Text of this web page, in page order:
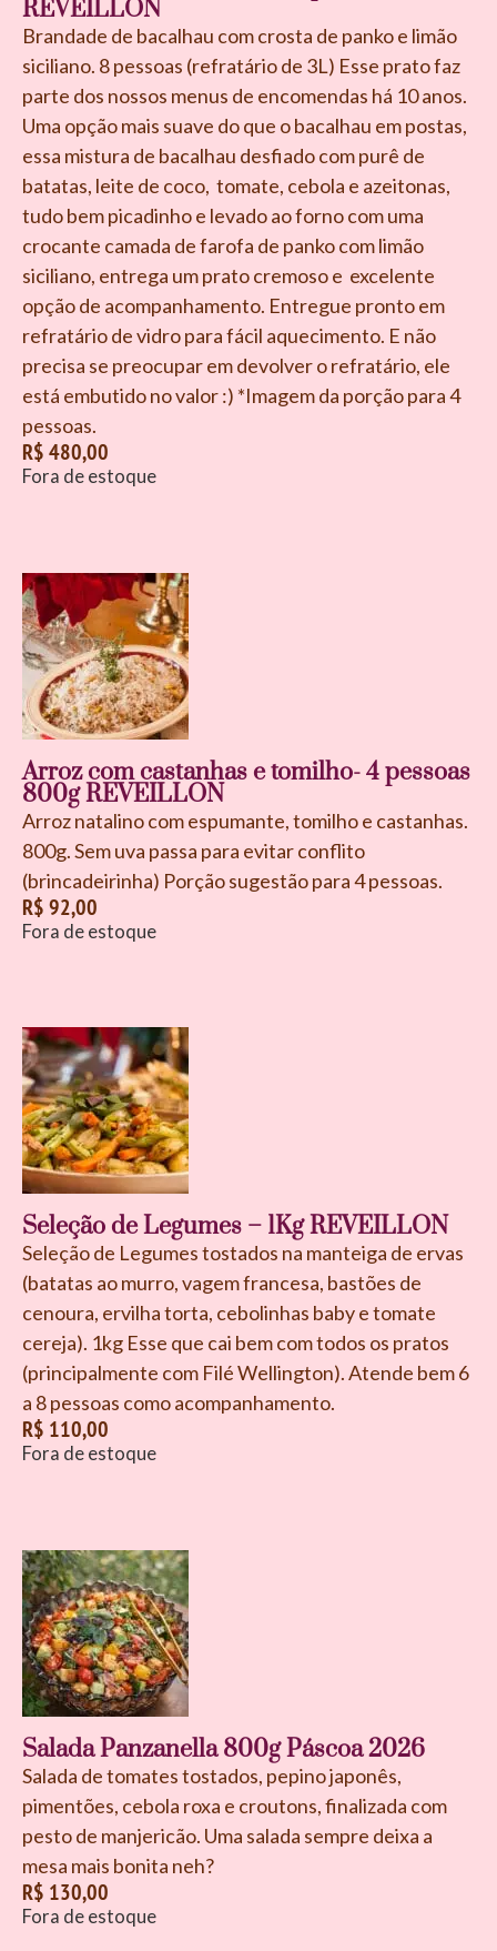
REVEILLON
Brandade de bacalhau com crosta de panko e limão
siciliano. 8 pessoas (refratário de 3L) Esse prato faz
parte dos nossos menus de encomendas há 10 anos.
Uma opção mais suave do que o bacalhau em postas,
essa mistura de bacalhau desfiado com purê de
batatas, leite de coco, tomate, cebola e azeitonas,
tudo bem picadinho e levado ao forno com uma
crocante camada de farofa de panko com limão
siciliano, entrega um prato cremoso e excelente
opção de acompanhamento. Entregue pronto em
refratário de vidro para fácil aquecimento. E não
precisa se preocupar em devolver o refratário, ele
está embutido no valor :) *Imagem da porção para 4
pessoas.
R$480,00
Fora de estoque
Arroz com castanhas e tomilho- 4 pessoas
800g REVEILLON
Arroz natalino com espumante, tomilho e castanhas.
800g. Sem uva passa para evitar conflito
(brincadeirinha) Porção sugestão para 4 pessoas.
R$92,00
Fora de estoque
Seleção de Legumes – 1Kg REVEILLON
Seleção de Legumes tostados na manteiga de ervas
(batatas ao murro, vagem francesa, bastões de
cenoura, ervilha torta, cebolinhas baby e tomate
cereja). 1kg Esse que cai bem com todos os pratos
(principalmente com Filé Wellington). Atende bem 6
a 8 pessoas como acompanhamento.
R$ 110,00
Fora de estoque
Salada Panzanella 800g Páscoa 2026
Salada de tomates tostados, pepino japonês,
pimentões, cebola roxa e croutons, finalizada com
pesto de manjericão. Uma salada sempre deixa a
mesa mais bonita neh?
R$ 130,00
Fora de estoque